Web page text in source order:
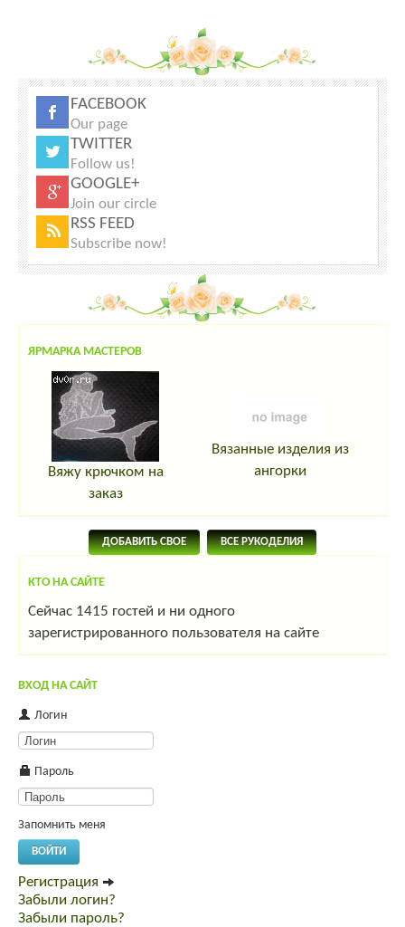
FACEBOOK
Our page
TWITTER
Follow us!
GOOGLE+
Join our circle
RSS FEED
Subscribe now!
ЯРМАРКА МАСТЕРОВ
Вяжу крючком на
заказ
Вязанные изделия из
ангорки
ДОБАВИТЬ СВОЕ ВСЕ РУКОДЕЛИЯ
КТО НА САЙТЕ
Сейчас 1415 гостей и ни одного
зарегистрированного пользователя на сайте
ВХОД НА САЙТ
Логин
Пароль
Запомнить меня
ВОЙТИ
Регистрация
Забыли логин?
Забыли пароль?